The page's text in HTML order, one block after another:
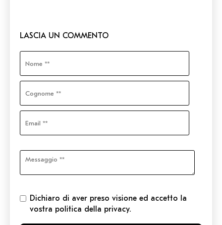
LASCIA UN COMMENTO
Dichiaro di aver preso visione ed accetto la
vostra politica della privacy.